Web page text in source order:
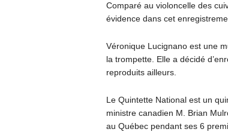
Comparé au violoncelle des
évidence dans cet
Véronique Lucignano est une
la trompette. Elle a décidé
reproduits ailleurs.
Le Quintette National est un
ministre canadien M. Brian
au Québec pendant ses 6